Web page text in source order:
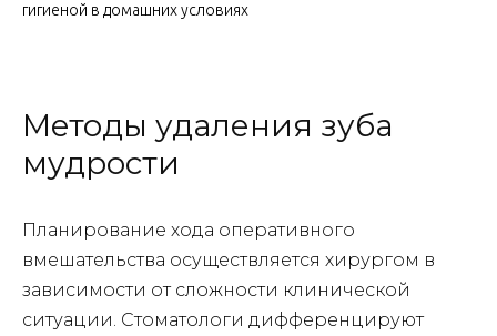
гигиеной в домашних условиях
Методы удаления зуба
мудрости
Планирование хода оперативного
вмешательства осуществляется хирургом в
зависимости от сложности клинической
ситуации. Стоматологи дифференцируют